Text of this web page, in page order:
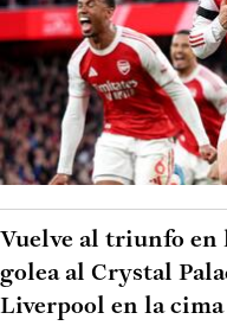
Vuelve al triunfo en
golea al Crystal
Liverpool en la cima